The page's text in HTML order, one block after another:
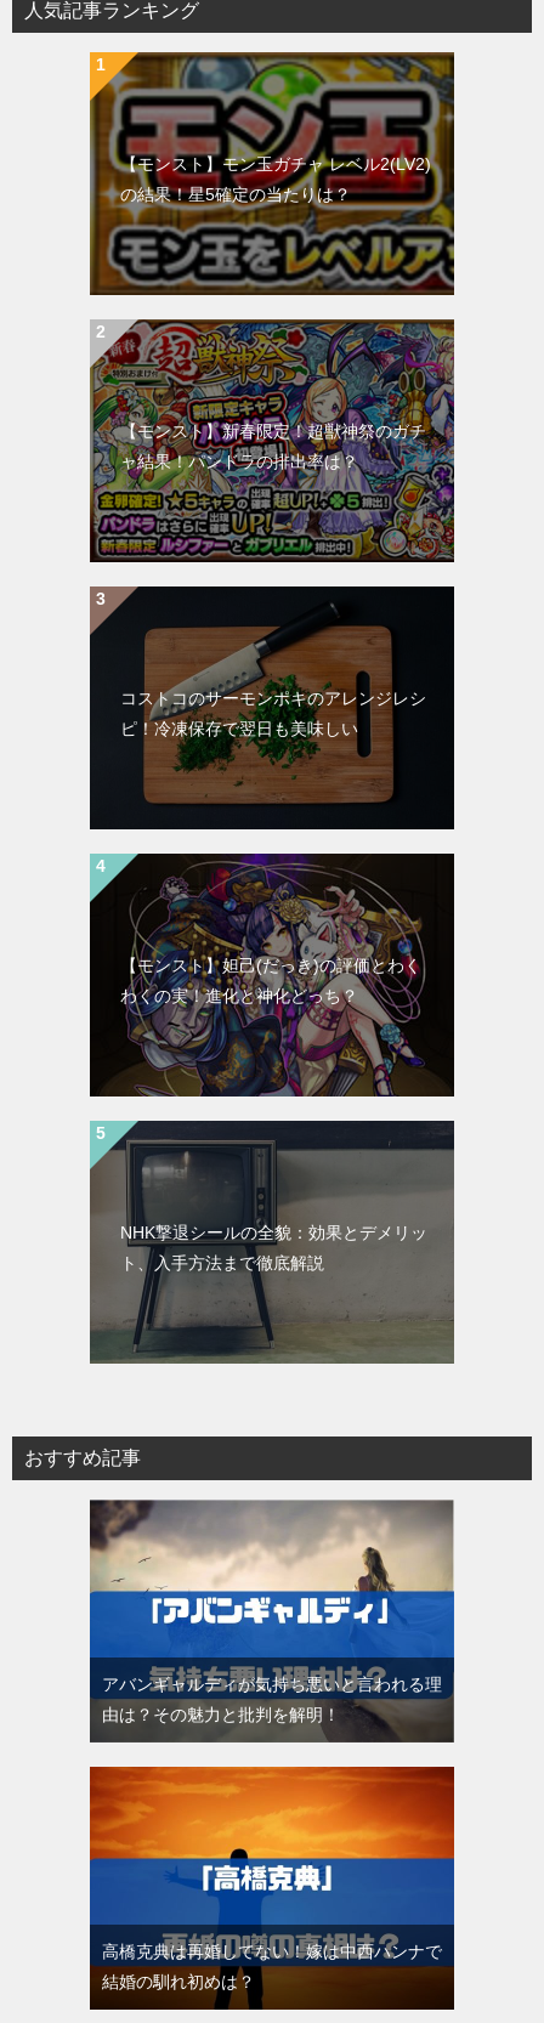
人気記事ランキング
【モンスト】モン玉ガチャ レベル2(LV2)
の結果！星5確定の当たりは？
【モンスト】新春限定！超獣神祭のガチ
ャ結果！パンドラの排出率は？
コストコのサーモンポキのアレンジレシ
ピ！冷凍保存で翌日も美味しい
【モンスト】妲己(だっき)の評価とわく
わくの実！進化と神化どっち？
NHK撃退シールの全貌：効果とデメリッ
ト、入手方法まで徹底解説
おすすめ記事
アバンギャルディが気持ち悪いと言われる理
由は？その魅力と批判を解明！
高橋克典は再婚してない！嫁は中西ハンナで
結婚の馴れ初めは？